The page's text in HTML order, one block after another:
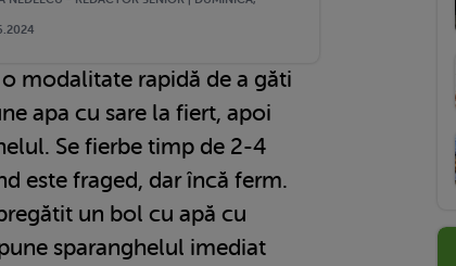
o modalitate rapidă de a găti
apa cu sare la fiert, apoi
Se fierbe timp de 2-4
este fraged, dar încă ferm.
un bol cu apă cu
sparanghelul imediat